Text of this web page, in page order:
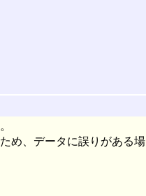
め、データに誤りがある場